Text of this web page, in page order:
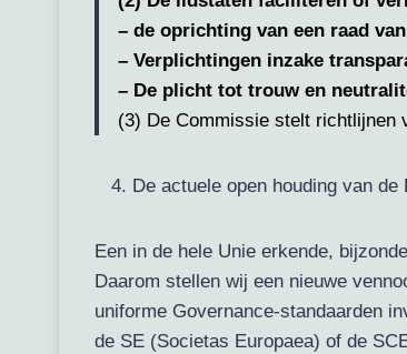
– de oprichting van een raad
– Verplichtingen inzake
– De plicht tot trouw en
(3) De Commissie stelt richtlijnen
De actuele open houding van
Een in de hele Unie erkende,
Daarom stellen wij een nieuwe
uniforme Governance-standaarden
de SE (Societas Europaea) of de